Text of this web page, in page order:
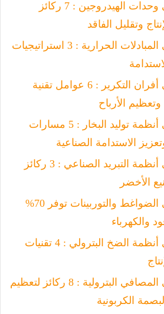
كفاءة الطاقة في وحدات الهيدروجين : 7 ركائز
وتقليل الفاقد
كفاءة الطاقة في المبادلات الحرارية : 3 استراتيجيات
كفاءة الطاقة في أفران التكرير : 6 عوامل تقنية
الأرباح
كفاءة الطاقة في أنظمة توليد البخار : 5 مسارات
الاستدامة الصناعية
كفاءة الطاقة في أنظمة التبريد الصناعي : 3 ركائز
الأخضر
كفاءة الطاقة في الضواغط والتوربينات توفر 70%
والكهرباء
كفاءة الطاقة في أنظمة الضخ البترولي : 4 تقنيات
كفاءة الطاقة في المصافي البترولية : 8 ركائز لتعظيم
الكربونية